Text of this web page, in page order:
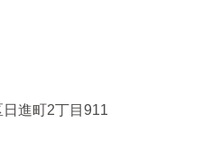
進町2丁目911